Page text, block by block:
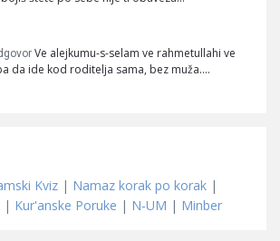
Ve alejkumu-s-selam ve rahmetullahi ve
da ide kod roditelja sama, bez muža.…
Kviz | Namaz korak po korak |
| Kur'anske Poruke | N-UM | Minber